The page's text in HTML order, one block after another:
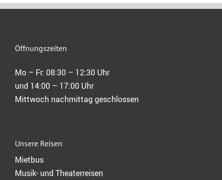
Öffnungszeiten
Mo – Fr: 08:30 – 12:30 Uhr
und 14:00 – 17:00 Uhr
Mittwoch nachmittag geschlossen
Unsere Reisen
Mietbus
Musik- und Theaterreisen